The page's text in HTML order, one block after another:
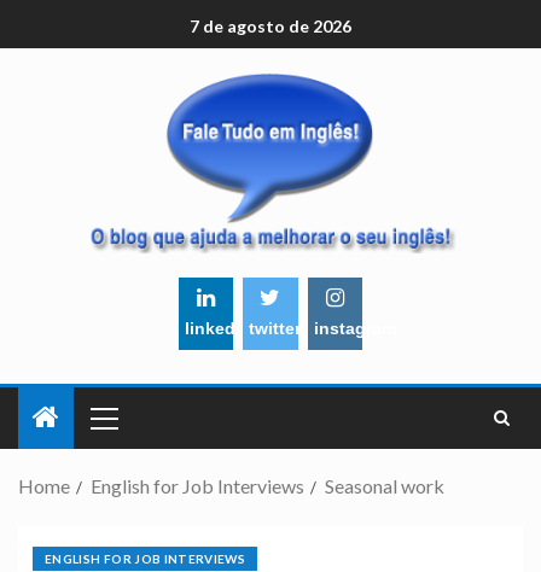
7 de agosto de 2026
linkedintwitter instagram
Home English for Job Interviews Seasonal work
ENGLISH FOR JOB INTERVIEWS